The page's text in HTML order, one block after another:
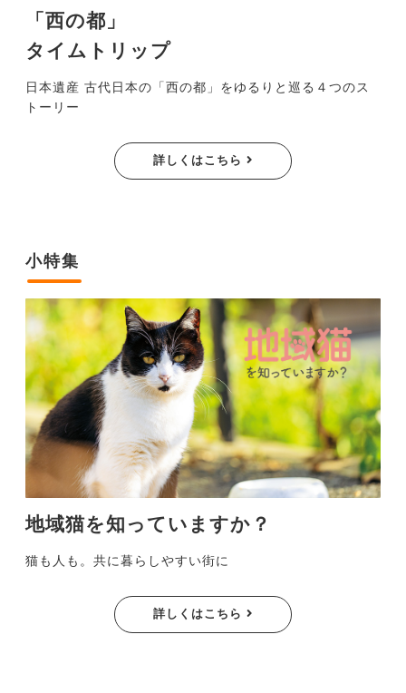
「西の都」
タイムトリップ
日本遺産 古代日本の「西の都」をゆるりと巡る４つのス
トーリー
詳しくはこちら
小特集
地域猫を知っていますか？
猫も人も。共に暮らしやすい街に
詳しくはこちら